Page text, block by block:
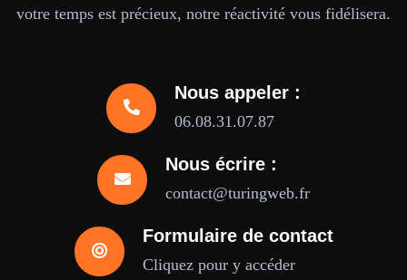
votre temps est précieux, notre réactivité vous fidélisera.
Nous appeler :
06.08.31.07.87
Nous écrire :
contact@turingweb.fr
Formulaire de contact
Cliquez pour y accéder